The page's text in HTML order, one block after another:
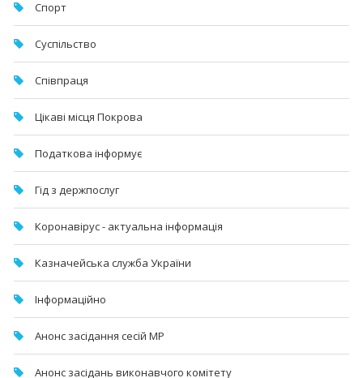
Спорт
Суспільство
Співпраця
Цікаві місця Покрова
Податкова інформує
Гід з держпослуг
Коронавірус - актуальна інформація
Казначейська служба України
Інформаційно
Анонс засідання сесій МР
Анонс засідань виконавчого комітету